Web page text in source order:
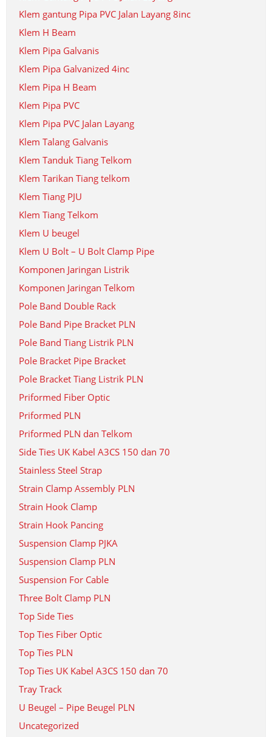
Klem gantung Pipa PVC Jalan Layang 8inc
Klem H Beam
Klem Pipa Galvanis
Klem Pipa Galvanized 4inc
Klem Pipa H Beam
Klem Pipa PVC
Klem Pipa PVC Jalan Layang
Klem Talang Galvanis
Klem Tanduk Tiang Telkom
Klem Tarikan Tiang telkom
Klem Tiang PJU
Klem Tiang Telkom
Klem U beugel
Klem U Bolt – U Bolt Clamp Pipe
Komponen Jaringan Listrik
Komponen Jaringan Telkom
Pole Band Double Rack
Pole Band Pipe Bracket PLN
Pole Band Tiang Listrik PLN
Pole Bracket Pipe Bracket
Pole Bracket Tiang Listrik PLN
Priformed Fiber Optic
Priformed PLN
Priformed PLN dan Telkom
Side Ties UK Kabel A3CS 150 dan 70
Stainless Steel Strap
Strain Clamp Assembly PLN
Strain Hook Clamp
Strain Hook Pancing
Suspension Clamp PJKA
Suspension Clamp PLN
Suspension For Cable
Three Bolt Clamp PLN
Top Side Ties
Top Ties Fiber Optic
Top Ties PLN
Top Ties UK Kabel A3CS 150 dan 70
Tray Track
U Beugel – Pipe Beugel PLN
Uncategorized